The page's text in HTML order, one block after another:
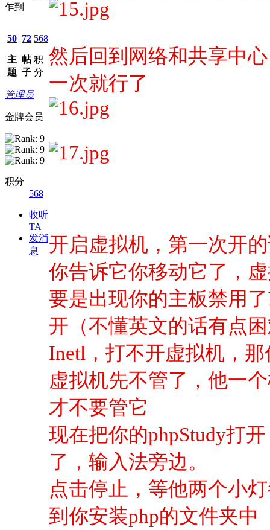
乍到
50
主
题
72
帖
子
568
积
分
管理员
金牌会员
积分
568
收听
TA
发消
息
然后回到网络和共享中
一次就行了
开启虚拟机，第一次开
你告诉它你移动它了，
要是出现你的主板禁用
开（不懂英文的话有点
Inetl，打不开虚拟机，
虚拟机先不管了，他一
才不要管它
现在把你的phpStudy打
了，输入法旁边。
点击停止，等他两个小
到你安装php的文件夹中